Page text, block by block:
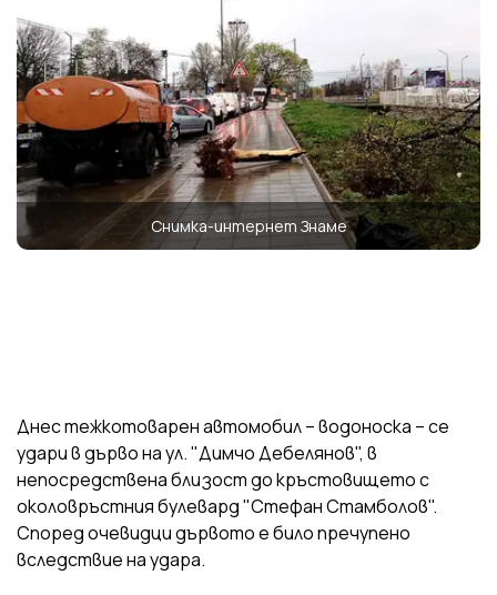
Снимка-интернет Знаме
Днес тежкотоварен автомобил – водоноска – се
удари в дърво на ул. "Димчо Дебелянов", в
непосредствена близост до кръстовището с
околовръстния булевард "Стефан Стамболов".
Според очевидци дървото е било пречупено
вследствие на удара.